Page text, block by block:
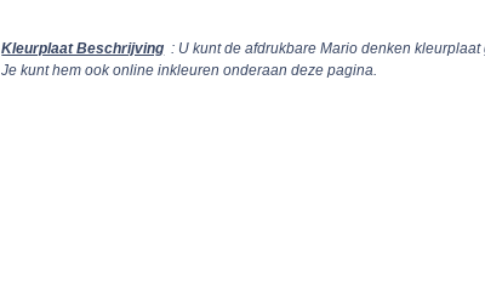
Kleurplaat Beschrijving : U kunt de afdrukbare Mario denken
Je kunt hem ook online inkleuren onderaan deze pagina.